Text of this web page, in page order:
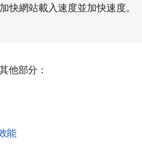
快網站載入速度並加快速度。
他部分：
能